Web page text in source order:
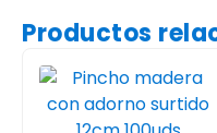
Productos